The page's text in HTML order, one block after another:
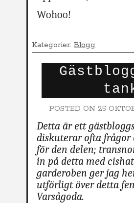
Wohoo!
Kategorier: Blogg
POSTED ON 25
Detta är ett
diskuterar ofta frågor
för den delen;
in på detta med
garderoben ger jag
utförligt över detta
Varsågoda.